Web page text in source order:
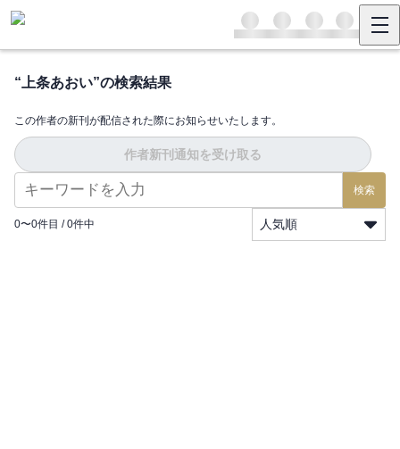
“ 上条あおい”の検索結果
この作者の新刊が配信された際にお知らせいたします。
作者新刊通知を受け取る
検索
0〜0件目 / 0件中 人気順